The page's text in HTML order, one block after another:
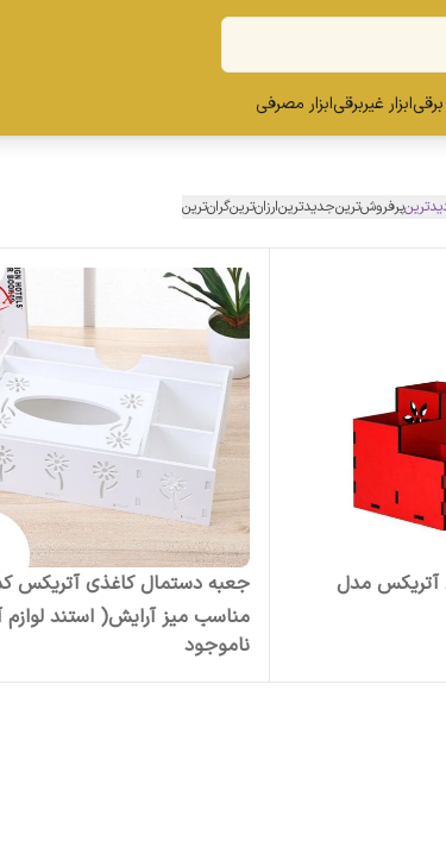
برقیابزار غیربرقیابزار مصرفی
پرفروش‌ترینجدیدترینارزان‌ترینگران‌ترین
آتریکس مدل
مناسب میز آرایش( استند لوازم
و جعبه دستمال کاغذی
ناموجود